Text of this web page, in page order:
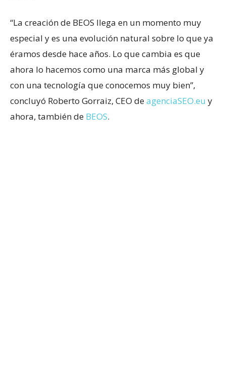
“La creación de BEOS llega en un momento muy
especial y es una evolución natural sobre lo que ya
éramos desde hace años. Lo que cambia es que
ahora lo hacemos como una marca más global y
con una tecnología que conocemos muy bien”,
concluyó Roberto Gorraiz, CEO deagenciaSEO.eu y
ahora, también de BEOS.